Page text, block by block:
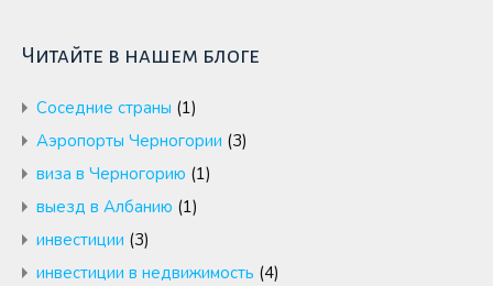
Читайте в нашем блоге
Cоседние страны (1)
Аэропорты Черногории (3)
виза в Черногорию (1)
выезд в Албанию (1)
инвестиции (3)
инвестиции в недвижимость (4)